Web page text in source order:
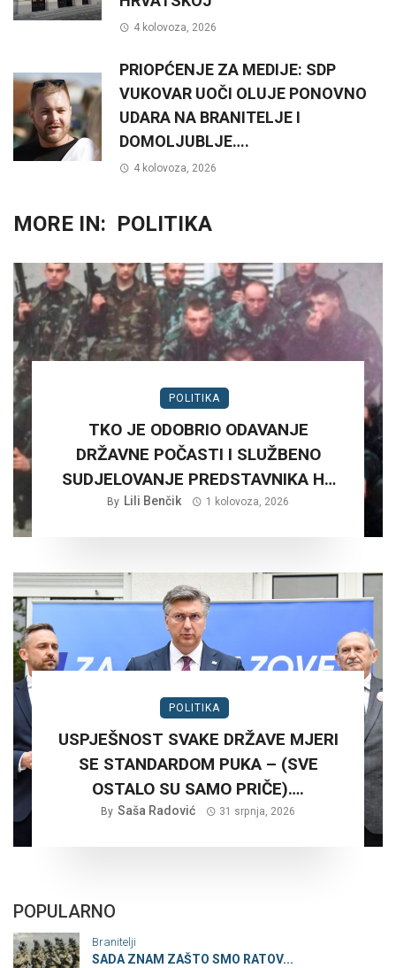
4 kolovoza, 2026
PRIOPĆENJE ZA MEDIJE: SDP
VUKOVAR UOČI OLUJE PONOVNO
UDARA NA BRANITELJE I
DOMOLJUBLJE….
4 kolovoza, 2026
MORE IN: POLITIKA
POLITIKA
TKO JE ODOBRIO ODAVANJE
DRŽAVNE POČASTI I SLUŽBENO
SUDJELOVANJE PREDSTAVNIKA HV
NA RUŠNJAKU KOD BADERNE 27,
By Lili Benčik 1 kolovoza, 2026
POLITIKA
USPJEŠNOST SVAKE DRŽAVE MJERI
SE STANDARDOM PUKA – (SVE
OSTALO SU SAMO PRIČE)….
By Saša Radović 31 srpnja, 2026
POPULARNO
Branitelji
SADA ZNAM ZAŠTO SMO RATOV...